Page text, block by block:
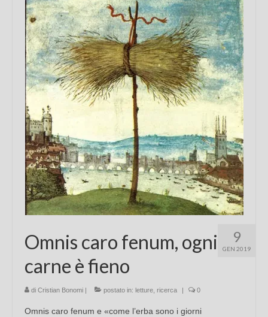
Chi sono
FAQ
Contatti
9
GEN 2019
Omnis caro fenum, ogni
carne è fieno
di Cristian Bonomi | postato in: letture ricerca | 0
Omnis caro fenum e «come l’erba sono i giorni